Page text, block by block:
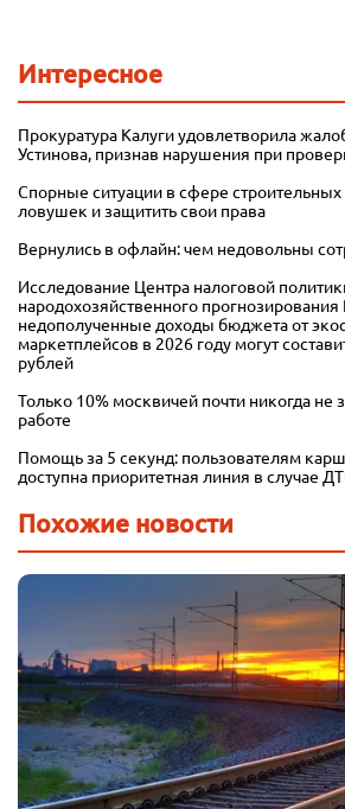
Интересное
Прокуратура Калуги удовлетворила
Устинова, признав нарушения при
Спорные ситуации в сфере строительных
ловушек и защитить свои права
Вернулись в офлайн: чем недовольны
Исследование Центра налоговой
народохозяйственного
недополученные доходы бюджета от
маркетплейсов в 2026 году могут
рублей
Только 10% москвичей почти никогда не
работе
Помощь за 5 секунд: пользователям
доступна приоритетная линия в случае
Похожие новости